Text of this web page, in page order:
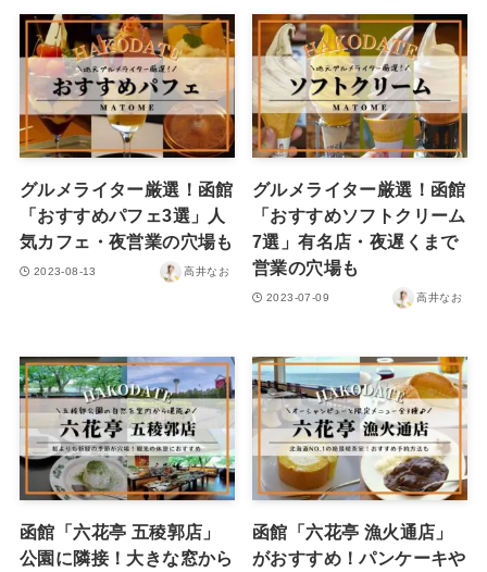
グルメライター厳選！函館
「おすすめパフェ3選」人
気カフェ・夜営業の穴場も
2023-08-13 高井なお
グルメライター厳選！函館
「おすすめソフトクリーム
7選」有名店・夜遅くまで
営業の穴場も
2023-07-09 高井なお
函館「六花亭 五稜郭店」
公園に隣接！大きな窓から
函館「六花亭 漁火通店」
がおすすめ！パンケーキや